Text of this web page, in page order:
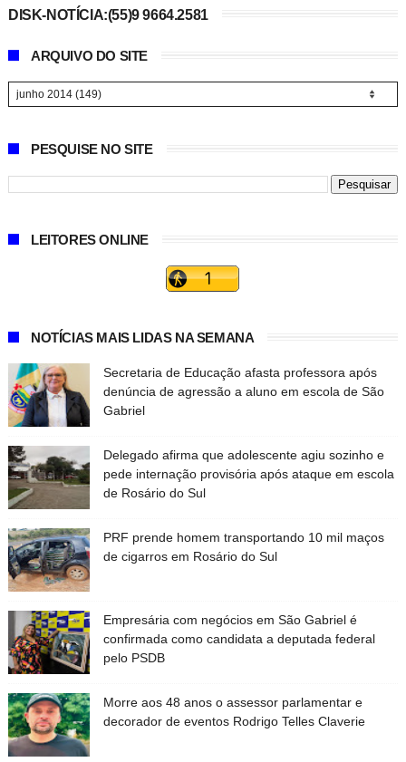
DISK-NOTÍCIA:(55)9 9664.2581
ARQUIVO DO SITE
PESQUISE NO SITE
LEITORES ONLINE
NOTÍCIAS MAIS LIDAS NA SEMANA
Secretaria de Educação afasta professora após
denúncia de agressão a aluno em escola de São
Gabriel
Delegado afirma que adolescente agiu sozinho e
pede internação provisória após ataque em escola
de Rosário do Sul
PRF prende homem transportando 10 mil maços
de cigarros em Rosário do Sul
Empresária com negócios em São Gabriel é
confirmada como candidata a deputada federal
pelo PSDB
Morre aos 48 anos o assessor parlamentar e
decorador de eventos Rodrigo Telles Claverie